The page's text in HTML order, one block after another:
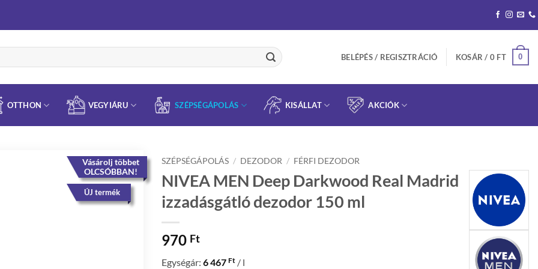
BELÉPÉS / REGISZTRÁCIÓ KOSÁR / 0 FT 0
OTTHON VEGYIÁRU SZÉPSÉGÁPOLÁS KISÁLLAT AKCIÓK
Vásárolj többet
OLCSÓBBAN!
ÚJ termék
SZÉPSÉGÁPOLÁS / DEZODOR / FÉRFI DEZODOR
NIVEA MEN Deep Darkwood Real Madrid
izzadásgátló dezodor 150 ml
970 Ft
Egységár: 6 467 Ft / l